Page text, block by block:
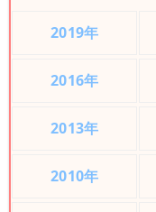
2019年
2016年
2013年
2010年